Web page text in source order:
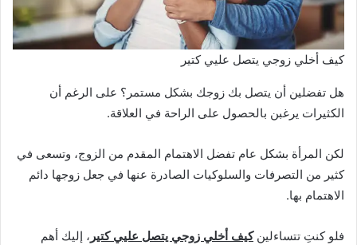
كيف أخلي زوجي يتصل عليي كتير
هل تفضلين أن يتصل بك زوجك بشكل مستمر؟ على الرغم أن
الكثيرات يرغبن بالحصول على الراحة في العلاقة.
لكن المرأة بشكل عام تفضل الاهتمام المقدم من الزوج، وتسعى في
كثير من التصرفات والسلوكيات الصادرة عنها في جعل زوجها دائم
الاهتمام بها.
فلو كنتِ تتساءلينكيف أخلي زوجي يتصل عليي كتير ، إليك أهم